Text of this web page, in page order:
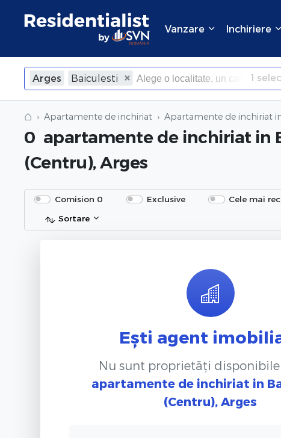
Vanzare Inchiriere
Arges Baiculesti
×Inchide
1
⌂ Apartamente de inchiriat Apartamente de inchiriat
0 apartamente de inchiriat in
(Centru), Arges
Comision 0 Exclusive Cele mai
Sortare
Ești agent
Nu sunt proprietăți
apartamente de inchiriat in
(Centru), Arges